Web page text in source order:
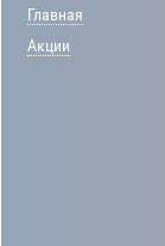
Главная
Акции